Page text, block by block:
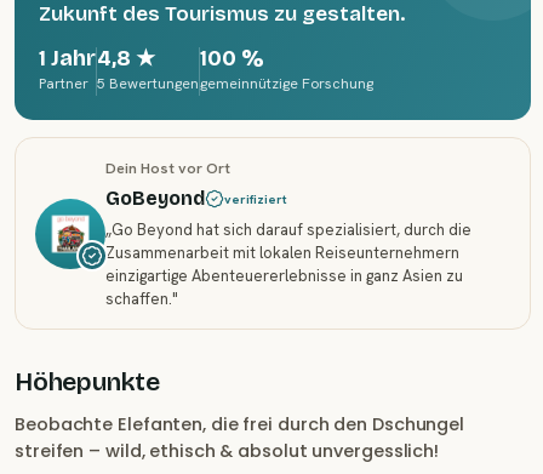
Zukunft des Tourismus zu gestalten.
1 Jahr
Partner
4,8 ★
5 Bewertungen
100 %
gemeinnützige Forschung
Dein Host vor Ort
GoBeyond verifiziert
„Go Beyond hat sich darauf spezialisiert, durch die
Zusammenarbeit mit lokalen Reiseunternehmern
einzigartige Abenteuererlebnisse in ganz Asien zu
schaffen."
Höhepunkte
Beobachte Elefanten, die frei durch den Dschungel
streifen – wild, ethisch & absolut unvergesslich!